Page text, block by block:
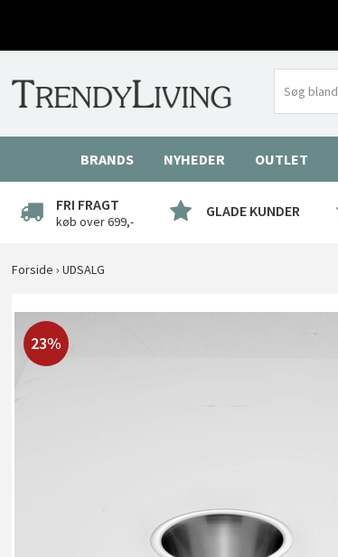
BRANDS NYHEDER OUTLET
FRI FRAGT
køb over 699,-
GLADE KUNDER
Forside ›UDSALG
23%